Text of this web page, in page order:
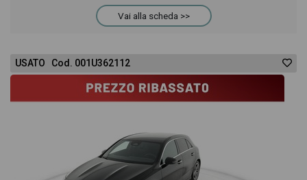
Vai alla scheda >>
USATO Cod. 001U362112